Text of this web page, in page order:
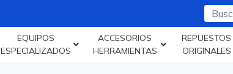
EQUIPOS
ESPECIALIZADOS
ACCESORIOS
HERRAMIENTAS
REPUESTOS
ORIGINALES